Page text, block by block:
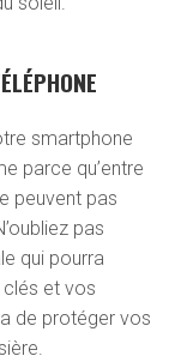
smartphone
parce qu’entre
peuvent pas
pas
qui pourra
et vos
de protéger vos